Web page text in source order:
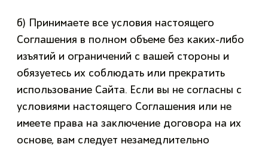
б) Принимаете все условия настоящего
Соглашения в полном объеме без каких-либо
изъятий и ограничений с вашей стороны и
обязуетесь их соблюдать или прекратить
использование Сайта. Если вы не согласны с
условиями настоящего Соглашения или не
имеете права на заключение договора на их
основе, вам следует незамедлительно